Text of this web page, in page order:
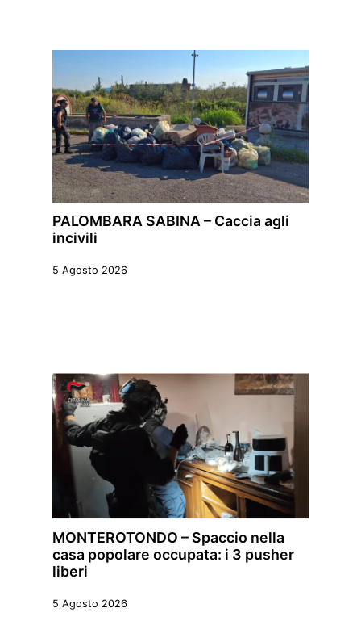
PALOMBARA SABINA – Caccia agli
incivili
5 Agosto 2026
MONTEROTONDO – Spaccio nella
casa popolare occupata: i 3 pusher
liberi
5 Agosto 2026